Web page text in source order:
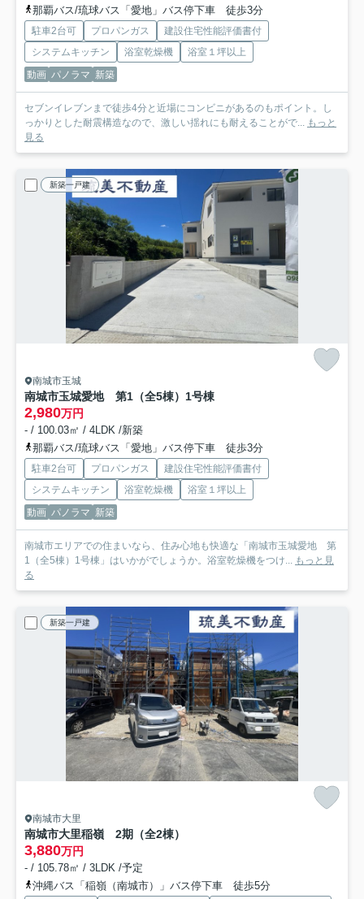
那覇バス/琉球バス「愛地」バス停下車 徒歩3分
駐車2台可 プロパンガス
建設住宅性能評価書付
システムキッチン
浴室乾燥機
浴室１坪以上
動画 パノラマ 新築
セブンイレブンまで徒歩4分と近場にコンビニがあるのもポイント。し
っかりとした耐震構造なので、激しい揺れにも耐えることがで... もっと
見る
新築一戸建
南城市玉城
南城市玉城愛地 第1（全5棟）1号棟
2,980万円
- / 100.03㎡ / 4LDK /新築
那覇バス/琉球バス「愛地」バス停下車 徒歩3分
駐車2台可 プロパンガス
建設住宅性能評価書付
システムキッチン
浴室乾燥機
浴室１坪以上
動画 パノラマ 新築
南城市エリアでの住まいなら、住み心地も快適な「南城市玉城愛地 第
1（全5棟）1号棟」はいかがでしょうか。浴室乾燥機をつけ... もっと見
る
新築一戸建
南城市大里
南城市大里稲嶺 2期（全2棟）
3,880万円
- / 105.78㎡ / 3LDK /予定
沖縄バス「稲嶺（南城市）」バス停下車 徒歩5分